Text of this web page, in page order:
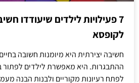
7 פעילויות לילדים שיעודדו
לקופסא
חשיבה יצירתית היא מיומנות חשובה
ההתבגרות. היא מאפשרת לילדים לפתור
לפתח רעיונות מקוריים ולבנות הבנה